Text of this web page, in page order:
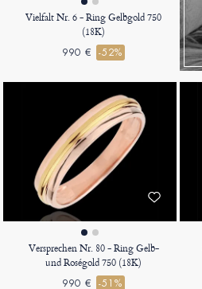
Vielfalt Nr. 6 - Ring Gelbgold 750
(18K)
990 € -52%
Versprechen Nr. 80 - Ring Gelb-
und Roségold 750 (18K)
990 € -51%